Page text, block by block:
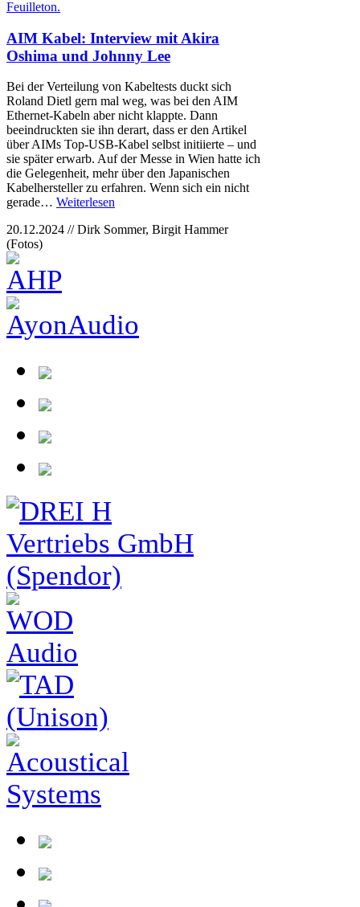
Feuilleton.
AIM Kabel: Interview mit Akira
Oshima und Johnny Lee
Bei der Verteilung von Kabeltests duckt sich
Roland Dietl gern mal weg, was bei den AIM
Ethernet-Kabeln aber nicht klappte. Dann
beeindruckten sie ihn derart, dass er den Artikel
über AIMs Top-USB-Kabel selbst initiierte – und
sie später erwarb. Auf der Messe in Wien hatte ich
die Gelegenheit, mehr über den Japanischen
Kabelhersteller zu erfahren. Wenn sich ein nicht
gerade… Weiterlesen
20.12.2024 // Dirk Sommer, Birgit Hammer
(Fotos)